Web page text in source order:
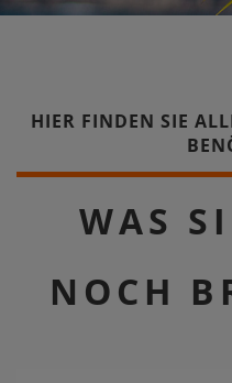
HIER FINDEN SIE
WAS
NOCH